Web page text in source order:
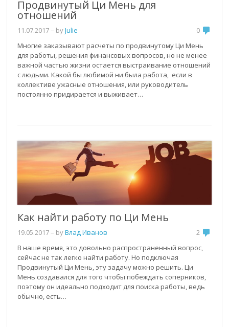
Продвинутый Ци Мень для
отношений
11.07.2017– byJulie
0
Многие заказывают расчеты по продвинутому Ци Мень
для работы, решения финансовых вопросов, но не менее
важной частью жизни остается выстраивание отношений
с людьми. Какой бы любимой ни была работа, если в
коллективе ужасные отношения, или руководитель
постоянно придирается и выживает…
Как найти работу по Ци Мень
19.05.2017– byВлад Иванов
2
В наше время, это довольно распространенный вопрос,
сейчас не так легко найти работу. Но подключая
Продвинутый Ци Мень, эту задачу можно решить. Ци
Мень создавался для того чтобы побеждать соперников,
поэтому он идеально подходит для поиска работы, ведь
обычно, есть…